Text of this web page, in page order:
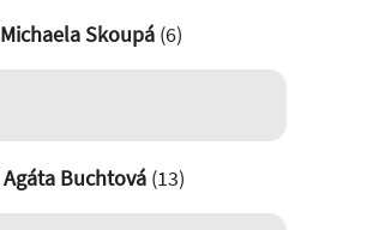
Michaela Skoupá(6)
Agáta Buchtová(13)